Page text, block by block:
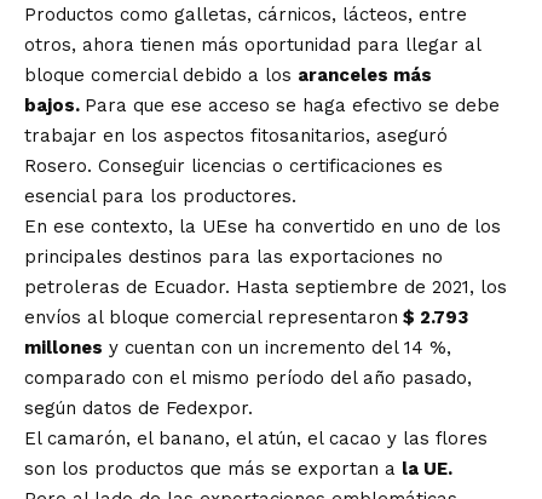
Productos como galletas, cárnicos, lácteos, entre
otros, ahora tienen más oportunidad para llegar al
bloque comercial debido a los aranceles más
bajos. Para que ese acceso se haga efectivo se debe
trabajar en los aspectos fitosanitarios, aseguró
Rosero. Conseguir licencias o certificaciones es
esencial para los productores.
En ese contexto, la UEse ha convertido en uno de los
principales destinos para las exportaciones no
petroleras de Ecuador. Hasta septiembre de 2021, los
envíos al bloque comercial representaron $ 2.793
millones y cuentan con un incremento del 14 %,
comparado con el mismo período del año pasado,
según datos de Fedexpor.
El camarón, el banano, el atún, el cacao y las flores
son los productos que más se exportan a la UE.